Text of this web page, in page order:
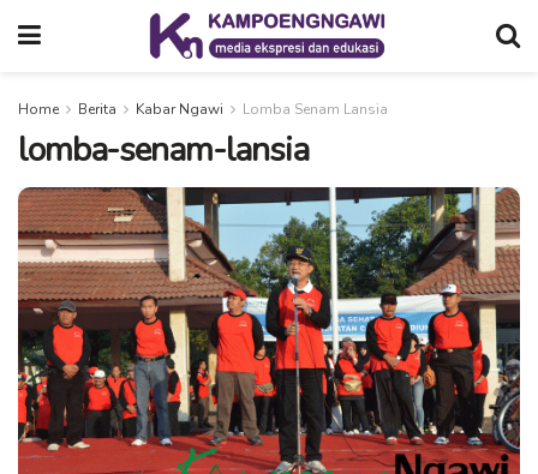
Home Berita Kabar Ngawi Lomba Senam Lansia
lomba-senam-lansia